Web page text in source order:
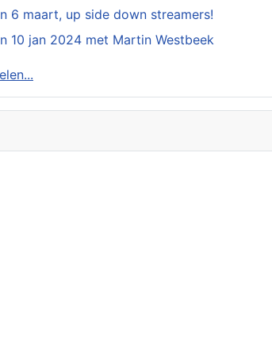
6 maart, up side down streamers!
10 jan 2024 met Martin Westbeek